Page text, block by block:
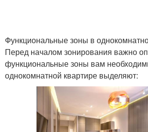
Функциональные зоны в
Перед началом зонирования важно
функциональные зоны вам
однокомнатной квартире выделяют: